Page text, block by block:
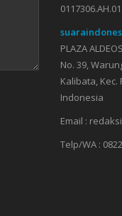
PLAZA
No. 39,
Kalibata, Kec.
Indonesia
Email :
Telp/WA :